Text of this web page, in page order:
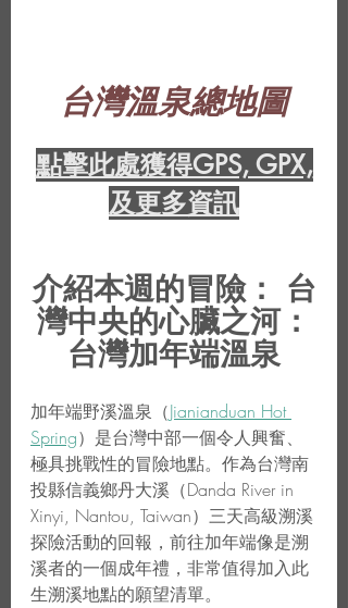
台灣溫泉總地圖
點擊此處獲得GPS, GPX,
及更多資訊
介紹本週的冒險： 台
灣中央的心臟之河：
台灣加年端溫泉
加年端野溪溫泉（Jianianduan Hot
Spring）是台灣中部一個令人興奮、
極具挑戰性的冒險地點。作為台灣南
投縣信義鄉丹大溪（Danda River in
Xinyi, Nantou, Taiwan）三天高級溯溪
探險活動的回報，前往加年端像是溯
溪者的一個成年禮，非常值得加入此
生溯溪地點的願望清單。